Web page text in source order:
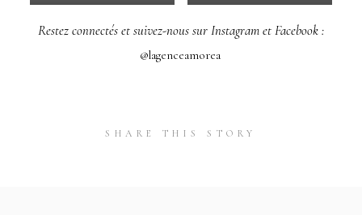
Restez connectés et suivez-nous sur Instagram et Facebook :
@lagenceamorea
SHARE THIS STORY